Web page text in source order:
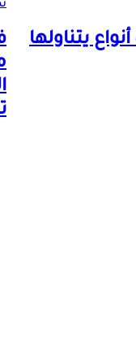
أفضل الفواكه للسكر- 4 أنواع يتناولها